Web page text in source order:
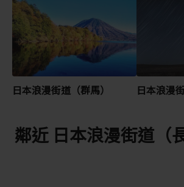
日本浪漫街道（群馬） 日本浪漫
鄰近 日本浪漫街道（